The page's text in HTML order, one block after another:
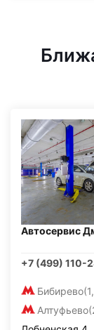
Автосервис
+7 (499) 110-
Бибирево
Алтуфьево